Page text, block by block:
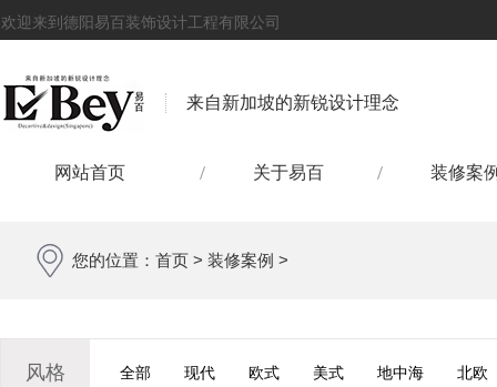
欢迎来到德阳易百装饰设计工程有限公司
来自新加坡的新锐设计理念
网站首页 关于易百 装修案
您的位置： 首页 > 装修案例 >
风格 全部 现代 欧式 美式 地中海 北欧